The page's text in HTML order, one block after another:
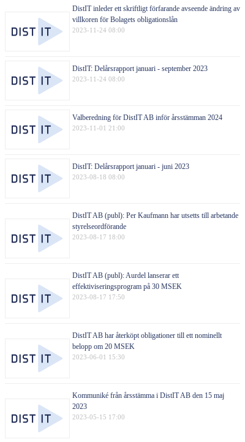
2023-11-24 08:00
DistIT inleder ett skriftligt förfarande avseende ändring av
villkoren för Bolagets obligationslån
2023-11-24 08:00
DistIT: Delårsrapport januari - september 2023
2023-11-01 21:00
Valberedning för DistIT AB inför årsstämman 2024
2023-08-18 08:00
DistIT: Delårsrapport januari - juni 2023
2023-08-17 18:00
DistIT AB (publ): Per Kaufmann har utsetts till arbetande
styrelseordförande
2023-08-17 17:50
DistIT AB (publ): Aurdel lanserar ett
effektiviseringsprogram på 30 MSEK
2023-06-01 15:30
DistIT AB har återköpt obligationer till ett nominellt
belopp om 20 MSEK
2023-05-15 17:00
Kommuniké från årsstämma i DistIT AB den 15 maj
2023